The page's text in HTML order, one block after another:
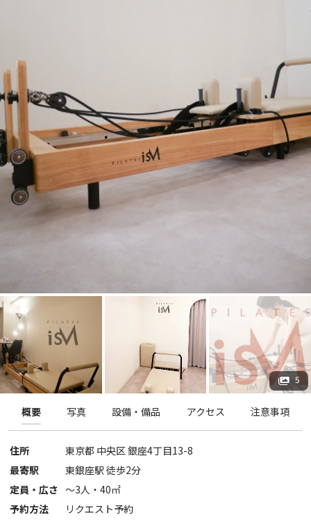
5
概要 写真 設備・備品 アクセス 注意事項
住所 東京都 中央区銀座4丁目13-8
最寄駅
東銀座駅 徒歩2分
定員・広さ 〜3人・ 40㎡
予約方法
リクエスト予約